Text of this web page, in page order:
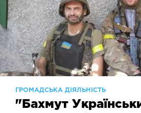
ГРОМАДСЬКА ДІЯЛЬНІСТЬ
"Бахмут